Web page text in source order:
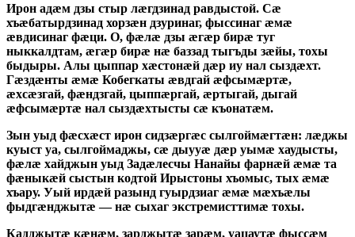
Ирон адӕм дзы стыр лӕгдзинад равдыстой. Сӕ
хъӕбатырдзинад хорзӕн дзуринаг, фыссинаг ӕмӕ
ӕвдисинаг фӕци. О, фӕлӕ дзы ӕгӕр бирӕ туг
ныккалдтам, ӕгӕр бирӕ нӕ баззад тыгъды зӕйы, тохы
быдыры. Алы цыппар хӕстонӕй дӕр иу нал сыздӕхт.
Гӕздӕнты ӕмӕ Кобегкаты ӕвдгай ӕфсымӕртӕ,
ӕхсӕзгай, фӕндзгай, цыппӕргай, ӕртыгай, дыгай
ӕфсымӕртӕ нал сыздӕхтысты сӕ къонатӕм.
Зын уыд фӕсхӕст ирон сидзӕргӕс сылгоймӕгтӕн: лӕджы
куыст уа, сылгоймаджы, сӕ дыууӕ дӕр уымӕ хаудысты,
фӕлӕ хайджын уыд Задӕлесчы Нанайы фарнӕй ӕмӕ та
фӕныкӕй сыстын кодтой Ирыстоны хъомыс, тых ӕмӕ
хъару. Уый ирдӕй разынд гуырдзиаг ӕмӕ мӕхъӕлы
фыдгӕнджытӕ — нӕ сыхаг экстремисттимӕ тохы.
Кадджытӕ кӕнӕм, зарджытӕ зарӕм, уацаутӕ фыссӕм